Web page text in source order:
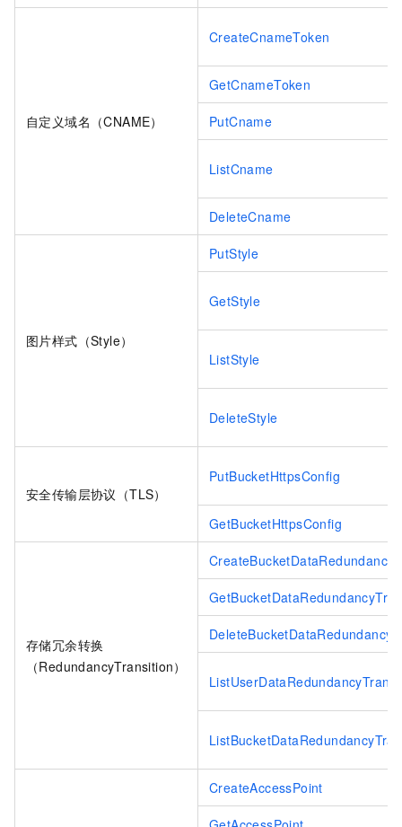
自定义域名（CNAME）
CreateCnameToken
GetCnameToken
PutCname
ListCname
DeleteCname
图片样式（Style）
PutStyle
GetStyle
ListStyle
DeleteStyle
安全传输层协议（TLS）
PutBucketHttpsConfig
GetBucketHttpsConfig
存储冗余转换
（RedundancyTransition）
CreateAccessPoint